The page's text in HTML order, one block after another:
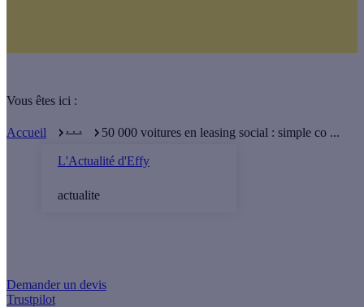
Vous êtes ici :
Accueil . . .
L'Actualité d'Effy
actualite
50 000 voitures en leasing social : simple co ...
Demander un devis
Trustpilot